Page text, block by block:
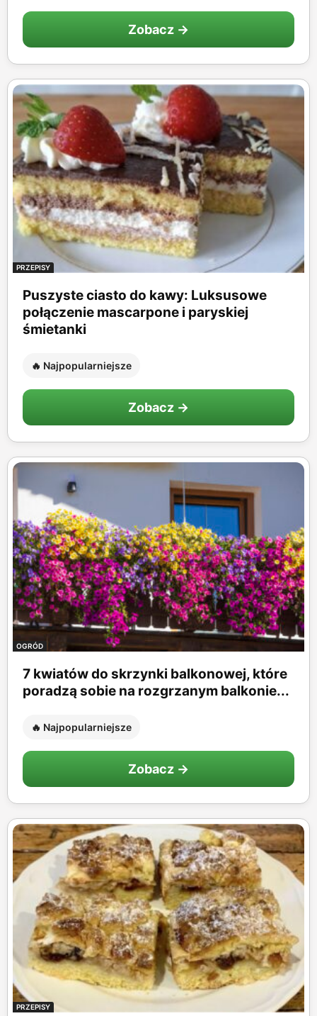
Zobacz →
PRZEPISY
Puszyste ciasto do kawy: Luksusowe
połączenie mascarpone i paryskiej
śmietanki
🔥 Najpopularniejsze
Zobacz →
OGRÓD
7 kwiatów do skrzynki balkonowej, które
poradzą sobie na rozgrzanym balkonie...
🔥 Najpopularniejsze
Zobacz →
PRZEPISY